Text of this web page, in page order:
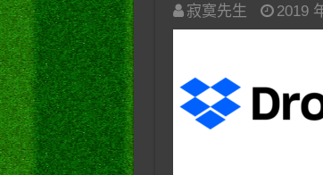
寂寞先生 2019